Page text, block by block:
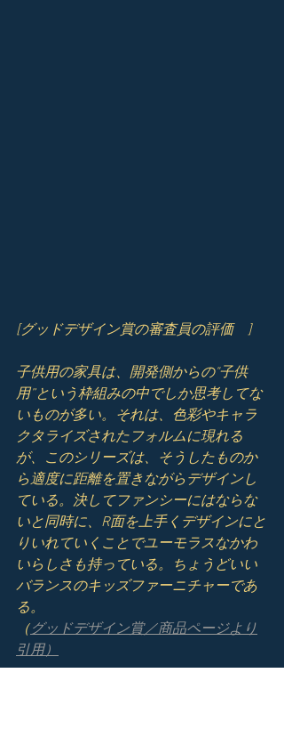
[グッドデザイン賞の審査員の評価　]
子供用の家具は、開発側からの"子供
用”という枠組みの中でしか思考してな
いものが多い。それは、色彩やキャラ
クタライズされたフォルムに現れる
が、このシリーズは、そうしたものか
ら適度に距離を置きながらデザインし
ている。決してファンシーにはならな
いと同時に、R面を上手くデザインにと
りいれていくことでユーモラスなかわ
いらしさも持っている。ちょうどいい
バランスのキッズファーニチャーであ
る。
（グッドデザイン賞／商品ページより
引用）